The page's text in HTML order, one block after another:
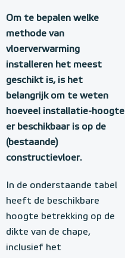
Om te bepalen welke
methode van
vloerverwarming
installeren het meest
geschikt is, is het
belangrijk om te weten
hoeveel installatie-hoogte
er beschikbaar is op de
(bestaande)
constructievloer.
In de onderstaande tabel
heeft de beschikbare
hoogte betrekking op de
dikte van de chape,
inclusief het